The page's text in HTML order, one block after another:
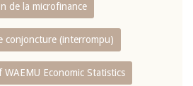
de la microfinance
conjoncture (interrompu)
Economic Statistics